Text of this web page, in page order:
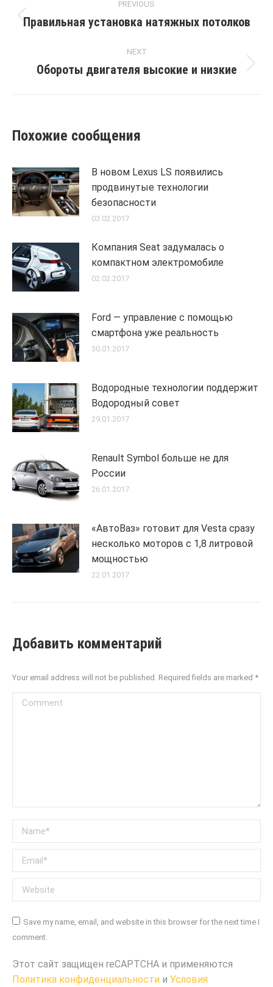
navigation
PREVIOUS
Previous
Правильная установка натяжных потолков
NEXT
Next
Обороты двигателя высокие и низкие
Похожие сообщения
В новом Lexus LS появились
продвинутые технологии
безопасности
03.02.2017
Компания Seat задумалась о
компактном электромобиле
02.02.2017
Ford — управление с помощью
смартфона уже реальность
30.01.2017
Водородные технологии поддержит
Водородный совет
29.01.2017
Renault Symbol больше не для
России
26.01.2017
«АвтоВаз» готовит для Vesta сразу
несколько моторов с 1,8 литровой
мощностью
22.01.2017
Добавить комментарий
Your email address will not be published. Required fields are marked *
Comment
Name *
Email *
Website
Save my name, email, and website in this browser for the next time I
comment.
Этот сайт защищен reCAPTCHA и применяются
Политика конфиденциальности и Условия